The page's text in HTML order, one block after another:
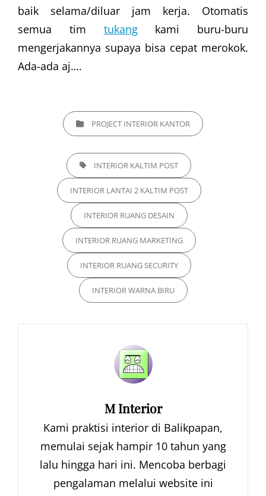
baik selama/diluar jam kerja. Otomatis
semua tim tukangkami buru-buru
mengerjakannya supaya bisa cepat merokok.
Ada-ada aj….
CATEGORIESPROJECT INTERIOR KANTOR
TAGS, INTERIOR KALTIM POST
INTERIOR LANTAI 2 KALTIM POST
INTERIOR RUANG DESAIN
INTERIOR RUANG MARKETING
INTERIOR RUANG SECURITY
INTERIOR WARNA BIRU
Author:
M Interior
Kami praktisi interior di Balikpapan,
memulai sejak hampir 10 tahun yang
lalu hingga hari ini. Mencoba berbagi
pengalaman melalui website ini